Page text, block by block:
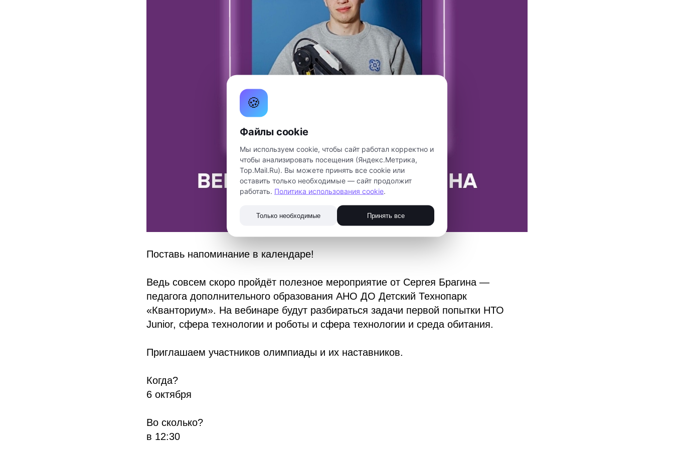
Поставь напоминание в календаре!
Ведь совсем скоро пройдёт полезное мероприятие от Сергея Брагина —
педагога дополнительного образования АНО ДО Детский Технопарк
«Кванториум». На вебинаре будут разбираться задачи первой попытки НТО
Junior, сфера технологии и роботы и сфера технологии и среда обитания.
Приглашаем участников олимпиады и их наставников.
Когда?
6 октября
Во сколько?
в 12:30
🍪
Файлы cookie
Мы используем cookie, чтобы сайт работал корректно и
чтобы анализировать посещения (Яндекс.Метрика,
Top.Mail.Ru). Вы можете принять все cookie или
оставить только необходимые — сайт продолжит
работать. Политика использования cookie
Только необходимые Принять все